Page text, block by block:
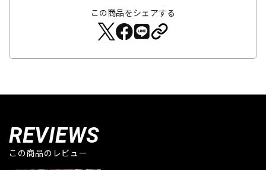
この商品をシェアする
REVIEWS
この商品のレビュー